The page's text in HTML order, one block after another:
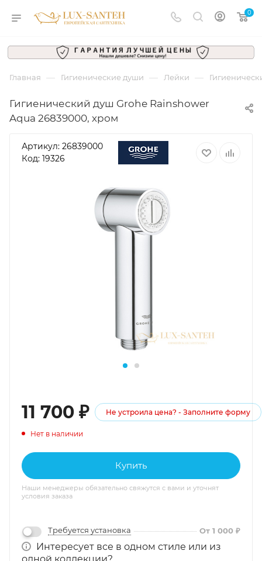
0
Главная — Гигиенические души — Лейки —
Гигиенический душ Grohe Rainshower
Aqua 26839000, хром
Артикул: 26839000
Код: 19326
11 700 ₽ Не устроила цена? - Заполните форму
Нет в наличии
Купить
Наши менеджеры обязательно свяжутся с вами и уточнят
условия заказа
Требуется установка От 1 000 ₽
Интересует все в одном стиле или из